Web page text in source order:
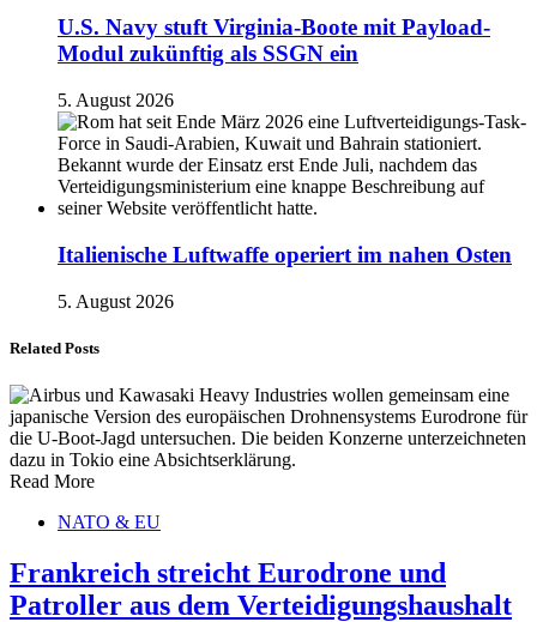
U.S. Navy stuft Virginia-Boote mit Payload-
Modul zukünftig als SSGN ein
5. August 2026
Italienische Luftwaffe operiert im nahen Osten
5. August 2026
Related Posts
Read More
NATO & EU
Frankreich streicht Eurodrone und
Patroller aus dem Verteidigungshaushalt